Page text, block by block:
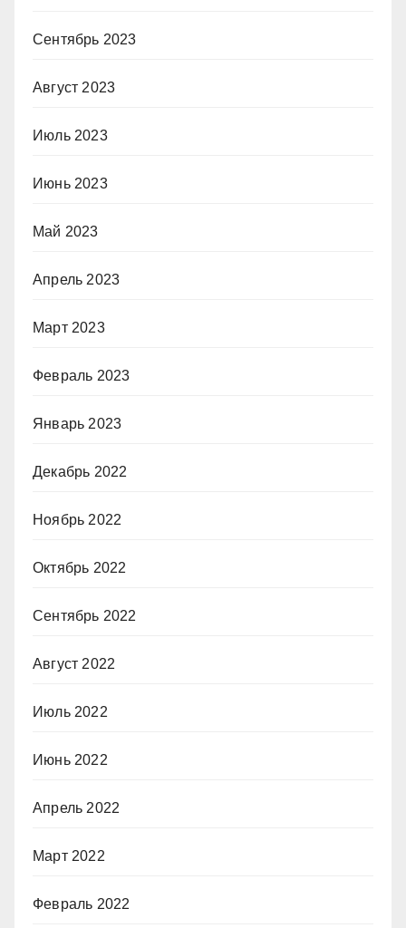
Сентябрь 2023
Август 2023
Июль 2023
Июнь 2023
Май 2023
Апрель 2023
Март 2023
Февраль 2023
Январь 2023
Декабрь 2022
Ноябрь 2022
Октябрь 2022
Сентябрь 2022
Август 2022
Июль 2022
Июнь 2022
Апрель 2022
Март 2022
Февраль 2022